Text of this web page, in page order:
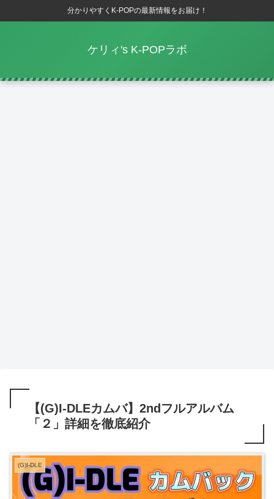
分かりやすくK-POPの最新情報をお届け！
ケリィ's K-POPラボ
【(G)I-DLEカムバ】2ndフルアルバム
「２」詳細を徹底紹介
(G)I-DLE